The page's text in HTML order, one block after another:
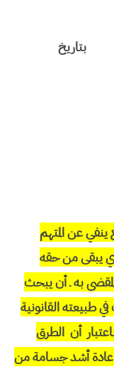
ملف 1209/1986 قرار 1234 بتاريخ
عن المتهم
يبقى من حقه
به ـ أن يبحث
طبيعته القانونية
أن الطرق
عادة أشد جسامة من